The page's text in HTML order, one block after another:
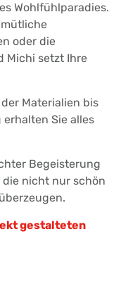
Wohlfühlparadies.
oder die
Michi setzt Ihre
Materialien bis
Sie alles
Begeisterung
die nicht nur schön
gestalteten